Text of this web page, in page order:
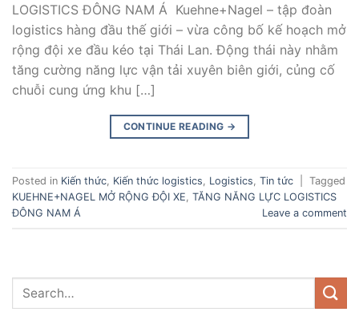
LOGISTICS ĐÔNG NAM Á Kuehne+Nagel – tập đoàn
logistics hàng đầu thế giới – vừa công bố kế hoạch mở
rộng đội xe đầu kéo tại Thái Lan. Động thái này nhằm
tăng cường năng lực vận tải xuyên biên giới, củng cố
chuỗi cung ứng khu […]
CONTINUE READING →
Posted in Kiến thức, Kiến thức logistics, Logistics, Tin tức
Tagged
KUEHNE+NAGEL MỞ RỘNG ĐỘI XE, TĂNG NĂNG LỰC LOGISTICS
ĐÔNG NAM Á
Leave a comment